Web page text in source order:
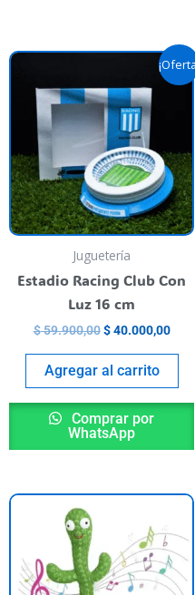
Juguetería
Estadio Racing Club Con
Luz 16 cm
$59.900,00
El
original
era:
$ 59.900,00.
$40.000,00
El
$
Agregar al carrito
Comprar por
WhatsApp